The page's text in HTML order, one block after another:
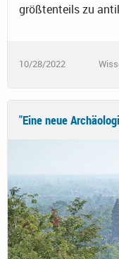
größtenteils zu
10/28/2022
"Eine neue